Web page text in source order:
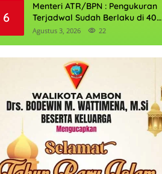
6
Menteri ATR/BPN : Pengukuran
Terjadwal Sudah Berlaku di 400
Kantor Pertanahan
Agustus 3, 2026 22